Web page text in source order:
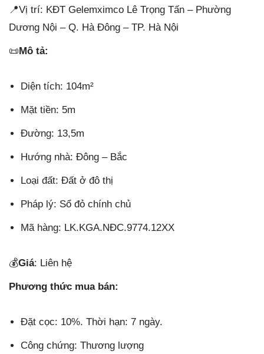
📍Vị trí: KĐT Gelemximco Lê Trọng Tấn – Phường
Dương Nội – Q. Hà Đông – TP. Hà Nội
📜Mô tả:
Diện tích: 104m²
Mặt tiền: 5m
Đường: 13,5m
Hướng nhà: Đông – Bắc
Loại đất: Đất ở đô thị
Pháp lý: Sổ đỏ chính chủ
Mã hàng: LK.KGA.NĐC.9774.12XX
💰Giá: Liên hệ
Phương thức mua bán:
Đặt cọc: 10%. Thời hạn: 7 ngày.
Công chứng: Thương lượng